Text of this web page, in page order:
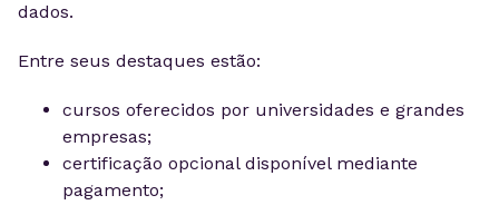
dados.
Entre seus destaques estão:
cursos oferecidos por universidades e grandes
empresas;
certificação opcional disponível mediante
pagamento;